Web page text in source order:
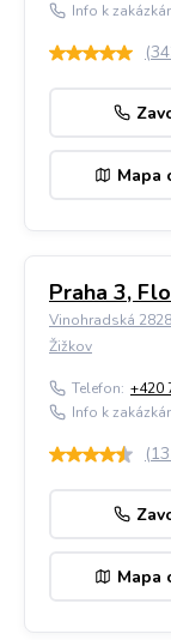
Info k
(
Mapa
Praha 3,
Vinohradská
Žižkov
Telefon: +420
Info k
(
Mapa